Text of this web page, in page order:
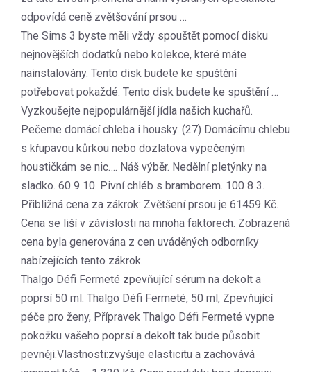
odpovídá ceně zvětšování prsou …
The Sims 3 byste měli vždy spouštět pomocí disku
nejnovějších dodatků nebo kolekce, které máte
nainstalovány. Tento disk budete ke spuštění
potřebovat pokaždé. Tento disk budete ke spuštění …
Vyzkoušejte nejpopulárnější jídla našich kuchařů.
Pečeme domácí chleba i housky. (27) Domácímu chlebu
s křupavou kůrkou nebo dozlatova vypečeným
houstičkám se nic…. Náš výběr. Nedělní pletýnky na
sladko. 60 9 10. Pivní chléb s bramborem. 100 8 3.
Přibližná cena za zákrok: Zvětšení prsou je 61459 Kč.
Cena se liší v závislosti na mnoha faktorech. Zobrazená
cena byla generována z cen uváděných odborníky
nabízejících tento zákrok.
Thalgo Défi Fermeté zpevňující sérum na dekolt a
poprsí 50 ml. Thalgo Défi Fermeté, 50 ml, Zpevňující
péče pro ženy, Přípravek Thalgo Défi Fermeté vypne
pokožku vašeho poprsí a dekolt tak bude působit
pevněji.Vlastnosti:zvyšuje elasticitu a zachovává